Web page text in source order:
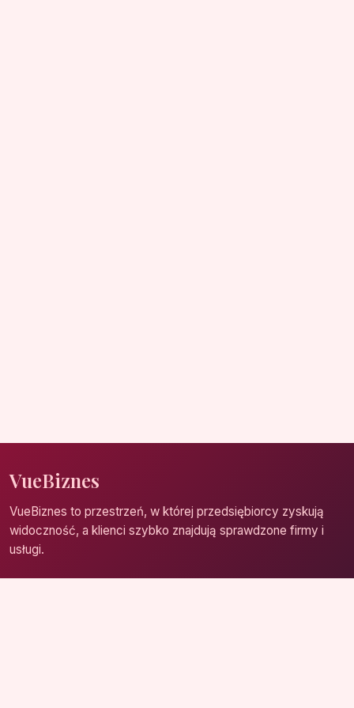
VueBiznes
VueBiznes to przestrzeń, w której przedsiębiorcy zyskują
widoczność, a klienci szybko znajdują sprawdzone firmy i
usługi.